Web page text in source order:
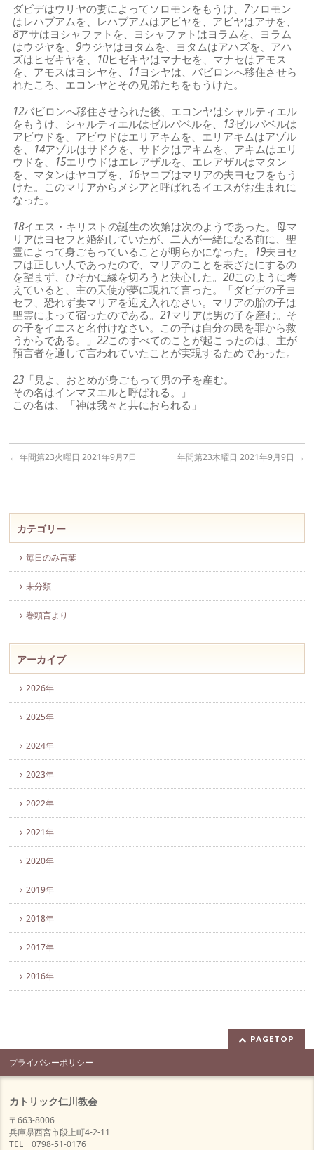
ダビデはウリヤの妻によってソロモンをもうけ、 7ソロモン
はレハブアムを、レハブアムはアビヤを、アビヤはアサを、
8アサはヨシャファトを、ヨシャファトはヨラムを、ヨラム
はウジヤを、9ウジヤはヨタムを、ヨタムはアハズを、アハ
ズはヒゼキヤを、 10ヒゼキヤはマナセを、マナセはアモス
を、アモスはヨシヤを、 11ヨシヤは、バビロンへ移住させら
れたころ、エコンヤとその兄弟たちをもうけた。
12バビロンへ移住させられた後、エコンヤはシャルティエル
をもうけ、シャルティエルはゼルバベルを、 13ゼルバベルは
アビウドを、アビウドはエリアキムを、エリアキムはアゾル
を、 14アゾルはサドクを、サドクはアキムを、アキムはエリ
ウドを、 15エリウドはエレアザルを、エレアザルはマタン
を、マタンはヤコブを、 16ヤコブはマリアの夫ヨセフをもう
けた。このマリアからメシアと呼ばれるイエスがお生まれに
なった。
18イエス・キリストの誕生の次第は次のようであった。母マ
リアはヨセフと婚約していたが、二人が一緒になる前に、聖
霊によって身ごもっていることが明らかになった。 19夫ヨセ
フは正しい人であったので、マリアのことを表ざたにするの
を望まず、ひそかに縁を切ろうと決心した。20このように考
えていると、主の天使が夢に現れて言った。「ダビデの子ヨ
セフ、恐れず妻マリアを迎え入れなさい。マリアの胎の子は
聖霊によって宿ったのである。21マリアは男の子を産む。そ
の子をイエスと名付けなさい。この子は自分の民を罪から救
うからである。」22このすべてのことが起こったのは、主が
預言者を通して言われていたことが実現するためであった。
23 「見よ、おとめが身ごもって男の子を産む。
その名はインマヌエルと呼ばれる。」
この名は、「神は我々と共におられる」
← 年間第23火曜日 2021年9月7日 年間第23木曜日 2021年9月9日 →
カテゴリー
毎日のみ言葉
未分類
巻頭言より
アーカイブ
2026年
2025年
2024年
2023年
2022年
2021年
2020年
2019年
2018年
2017年
2016年
PAGETOP
プライバシーポリシー
カトリック仁川教会
〒663-8006
兵庫県西宮市段上町4-2-11
TEL 0798-51-0176